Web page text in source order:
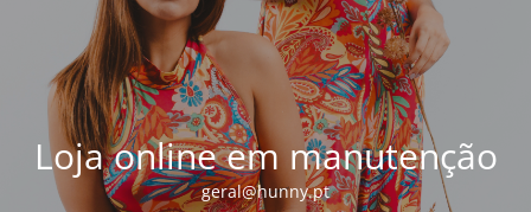
Loja online em manutenção
geral@hunny.pt